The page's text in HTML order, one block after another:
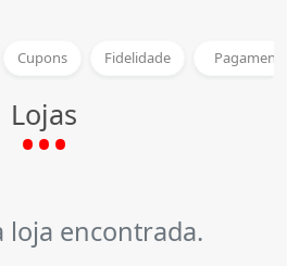
Cupons Fidelidade
Lojas
loja encontrada.